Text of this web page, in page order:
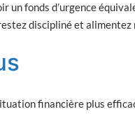
un fonds d’urgence
discipliné et
financière plus